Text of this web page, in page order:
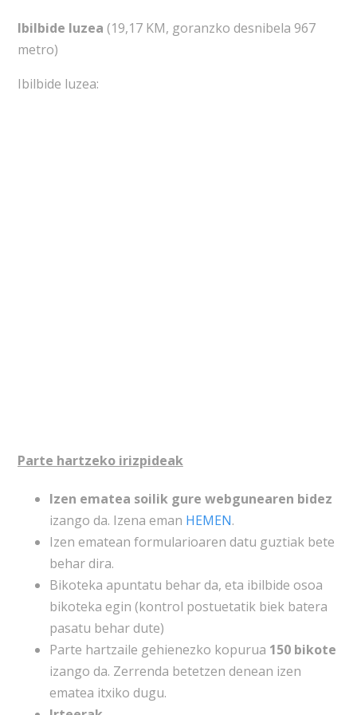
Ibilbide luzea (19,17 KM, goranzko desnibela 967
metro)
Ibilbide luzea:
Parte hartzeko irizpideak
Izen ematea soilik gure webgunearen bidez
izango da. Izena eman HEMEN.
Izen ematean formularioaren datu guztiak bete
behar dira.
Bikoteka apuntatu behar da, eta ibilbide osoa
bikoteka egin (kontrol postuetatik biek batera
pasatu behar dute)
Parte hartzaile gehienezko kopurua 150 bikote
izango da. Zerrenda betetzen denean izen
ematea itxiko dugu.